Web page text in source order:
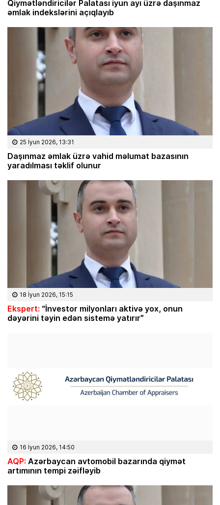
Qiymətləndiricilər Palatası iyun ayı üzrə daşınmaz
əmlak indekslərini açıqlayıb
25 İyun 2026, 13:31
Daşınmaz əmlak üzrə vahid məlumat bazasının
yaradılması təklif olunur
18 İyun 2026, 15:15
Ekspert: “İnvestor milyonları aktivə yox, onun
dəyərini təyin edən sistemə yatırır”
16 İyun 2026, 14:50
AQP: Azərbaycan avtomobil bazarında qiymət
artımının tempi zəifləyib